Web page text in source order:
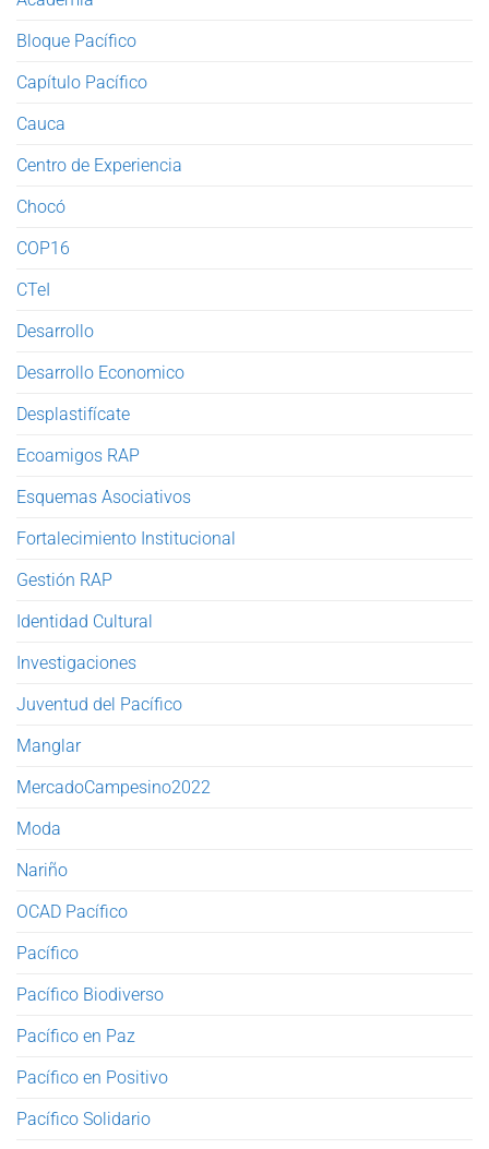
Bloque Pacífico
Capítulo Pacífico
Cauca
Centro de Experiencia
Chocó
COP16
CTeI
Desarrollo
Desarrollo Economico
Desplastifícate
Ecoamigos RAP
Esquemas Asociativos
Fortalecimiento Institucional
Gestión RAP
Identidad Cultural
Investigaciones
Juventud del Pacífico
Manglar
MercadoCampesino2022
Moda
Nariño
OCAD Pacífico
Pacífico
Pacífico Biodiverso
Pacífico en Paz
Pacífico en Positivo
Pacífico Solidario